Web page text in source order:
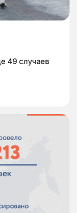
49 случаев